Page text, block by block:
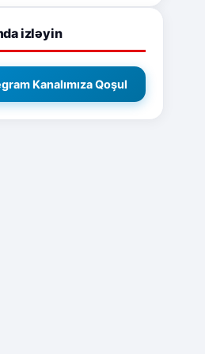
izləyin
Kanalımıza Qoşul